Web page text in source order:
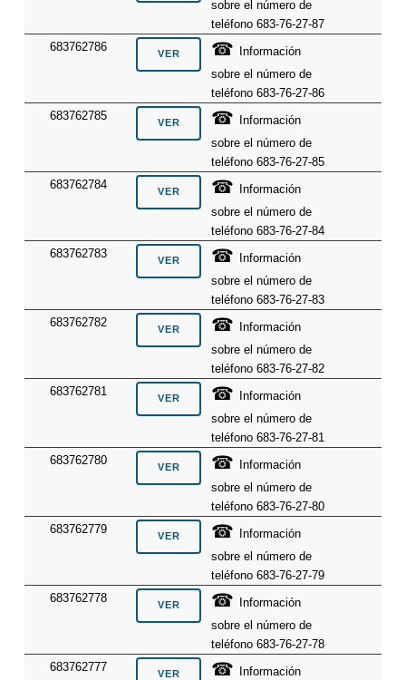
sobre el número de
teléfono 683-76-27-87
683762786
☎
Información
sobre el número de
teléfono 683-76-27-86
683762785
☎
Información
sobre el número de
teléfono 683-76-27-85
683762784
☎
Información
sobre el número de
teléfono 683-76-27-84
683762783
☎
Información
sobre el número de
teléfono 683-76-27-83
683762782
☎
Información
sobre el número de
teléfono 683-76-27-82
683762781
☎
Información
sobre el número de
teléfono 683-76-27-81
683762780
☎
Información
sobre el número de
teléfono 683-76-27-80
683762779
☎
Información
sobre el número de
teléfono 683-76-27-79
683762778
☎
Información
sobre el número de
teléfono 683-76-27-78
683762777
☎
Información